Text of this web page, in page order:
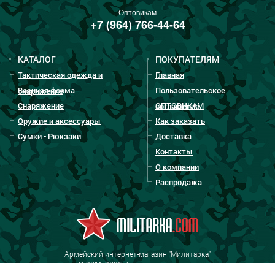
Оптовикам
+7 (964) 766-44-64
КАТАЛОГ
Тактическая одежда и
снаряжение
Военная форма
Снаряжение
Оружие и аксессуары
Сумки - Рюкзаки
ПОКУПАТЕЛЯМ
Главная
Пользовательское
соглашение
ОПТОВИКАМ
Как заказать
Доставка
Контакты
О компании
Распродажа
Армейский интернет-магазин "Милитарка"